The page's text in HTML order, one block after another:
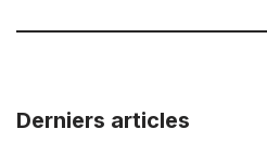
Derniers articles